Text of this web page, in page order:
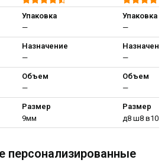
Упаковка
—
Упаковка
—
Назначение
—
Назначение
—
Объем
—
Объем
—
Размер
9мм
Размер
д8 ш8 в10
персонализированные